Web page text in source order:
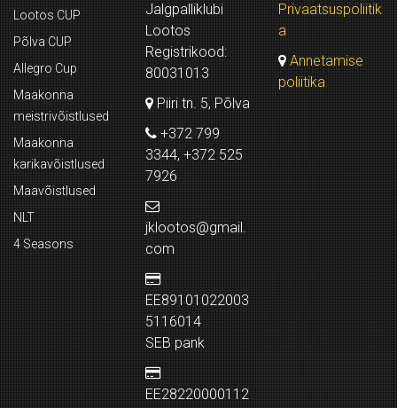
Lootos CUP
Põlva CUP
Allegro Cup
Maakonna
meistrivõistlused
Maakonna
karikavõistlused
Maavõistlused
NLT
4 Seasons
Jalgpalliklubi
Lootos
Registrikood:
80031013
Piiri tn. 5, Põlva
+372 799
3344, +372 525
7926
jklootos@gmail.
com
EE89101022003
5116014
SEB pank
EE28220000112
Privaatsuspoliitik
a
Annetamise
poliitika